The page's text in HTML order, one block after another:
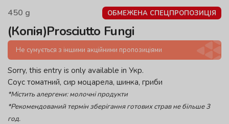
450 g ОБМЕЖЕНА СПЕЦПРОПОЗИЦІЯ
(Копія)Prosciutto Fungi
Не сумується з іншими акційними пропозиціями
Sorry, this entry is only available in Укр.
Соус томатний, сир моцарела, шинка, гриби
*Містить алергени: молочні продукти
*Рекомендований термін зберігання готових страв не більше 3
год.